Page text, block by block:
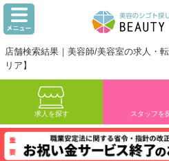
店舗検索結果｜美容師/美容室の求人・
リア】
求人を探す スタッフを